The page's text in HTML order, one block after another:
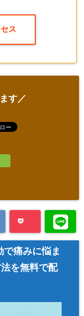
ス
す／
で痛みに悩ま
を無料で配